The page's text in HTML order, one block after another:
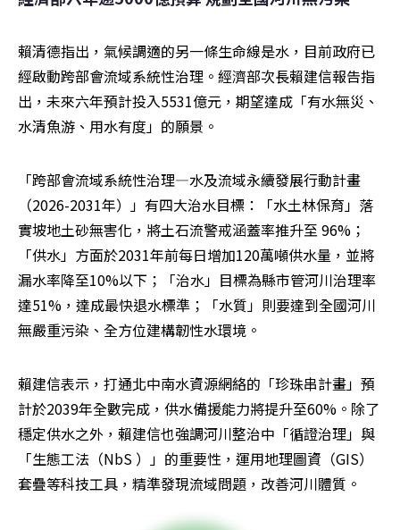
賴清德指出，氣候調適的另一條生命線是水，目前政府已
經啟動跨部會流域系統性治理。經濟部次長賴建信報告指
出，未來六年預計投入5531億元，期望達成「有水無災、
水清魚游、用水有度」的願景。
「跨部會流域系統性治理—水及流域永續發展行動計畫
（2026-2031年）」有四大治水目標：「水土林保育」落
實坡地土砂無害化，將土石流警戒涵蓋率推升至 96%；
「供水」方面於2031年前每日增加120萬噸供水量，並將
漏水率降至10%以下；「治水」目標為縣市管河川治理率
達51%，達成最快退水標準；「水質」則要達到全國河川
無嚴重污染、全方位建構韌性水環境。
賴建信表示，打通北中南水資源網絡的「珍珠串計畫」預
計於2039年全數完成，供水備援能力將提升至60%。除了
穩定供水之外，賴建信也強調河川整治中「循證治理」與
「生態工法（NbS ）」的重要性，運用地理圖資（GIS）
套疊等科技工具，精準發現流域問題，改善河川體質。